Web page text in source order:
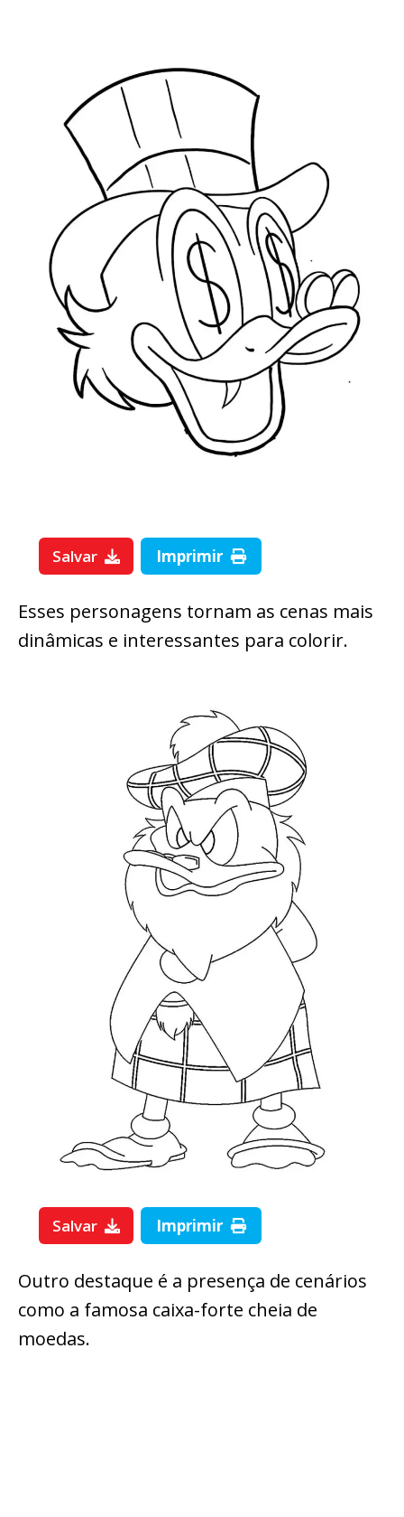
Salvar Imprimir
Esses personagens tornam as cenas mais
dinâmicas e interessantes para colorir.
Salvar Imprimir
Outro destaque é a presença de cenários
como a famosa caixa-forte cheia de
moedas.